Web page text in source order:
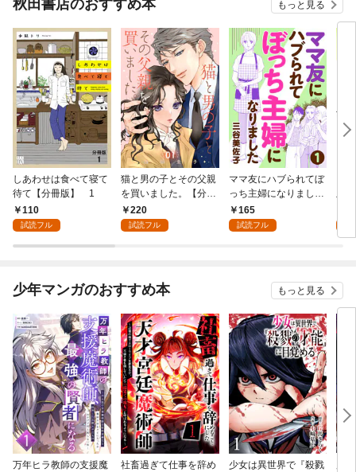
秋田書店のおすすめ本 もっと見る
しあわせは食べて寝て
待て【分冊版】 1
110
試読フル
猫と男の子とその父親
を買いました。【分冊
版】 1
220
試読フル
ママ友にハブられてぼ
っち主婦になりました
【分冊版】 1
165
試読フル
版
少年マンガのおすすめ本 もっと見る
万年ヒラ教師の支援魔
社畜過ぎて仕事を辞め
少女は異世界で『殺戮